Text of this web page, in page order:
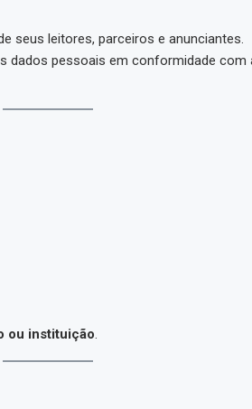
seus leitores, parceiros e anunciantes.
dados pessoais em conformidade com
ou instituição.